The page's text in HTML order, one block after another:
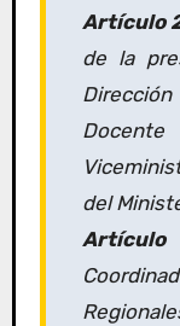
Artículo
de la
del